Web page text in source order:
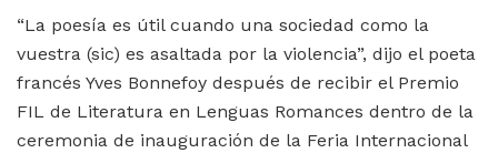
“La poesía es útil cuando una sociedad como la
vuestra (sic) es asaltada por la violencia”, dijo el poeta
francés Yves Bonnefoy después de recibir el Premio
FIL de Literatura en Lenguas Romances dentro de la
ceremonia de inauguración de la Feria Internacional